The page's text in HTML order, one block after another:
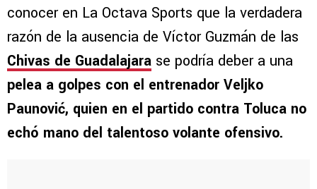
conocer en La Octava Sports que la verdadera
razón de la ausencia de Víctor Guzmán de las
Chivas de Guadalajara se podría deber a una
pelea a golpes con el entrenador Veljko
Paunović, quien en el partido contra Toluca no
echó mano del talentoso volante ofensivo.